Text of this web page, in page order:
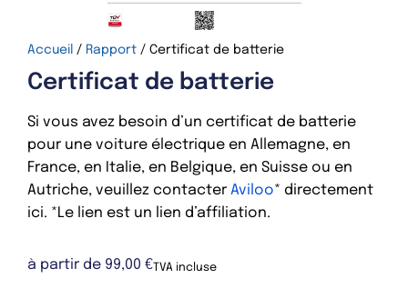
Accueil / Rapport/ Certificat de batterie
Certificat de batterie
Si vous avez besoin d’un certificat de batterie
pour une voiture électrique en Allemagne, en
France, en Italie, en Belgique, en Suisse ou en
Autriche, veuillez contacter Aviloo* directement
ici. *Le lien est un lien d’affiliation.
à partir de 99,00 €TVA incluse